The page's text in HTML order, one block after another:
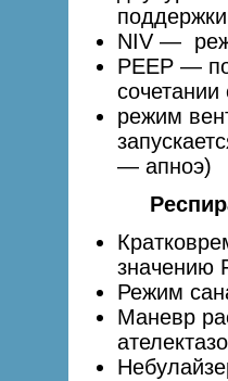
NIV —
PEEP —
режим
— апноэ)
значению
Режим
Маневр